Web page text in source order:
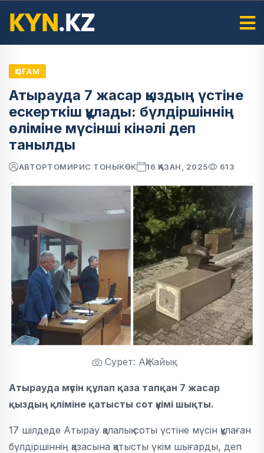
ҚОҒАМ
Атырауда 7 жасар қыздың үстіне
ескерткіш құлады: бүлдіршіннің
өліміне мүсінші кінәлі деп
танылды
АВТОРТОМИРИС ТОНЫКӨК 16 ҚАЗАН, 2025 613
Сурет: АқЖайық
Атырауда мүсін құлап қаза тапқан 7 жасар
қыздың қліміне қатысты сот үкімі шықты.
17 шілдеде Атырау қалалық соты үстіне мүсін құлаған
бүлдіршіннің қазасына қатысты үкім шығарды, деп